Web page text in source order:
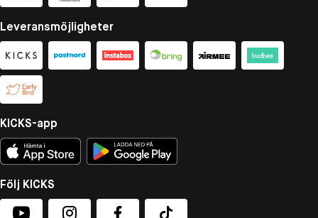
Leveransmöjligheter
KICKS-app
Följ KICKS